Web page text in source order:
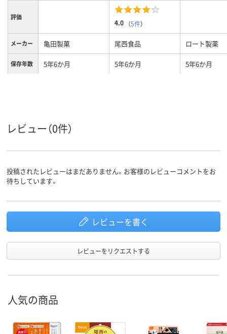
評価
4.0 （5件）
メーカー 亀田製菓 尾西食品 ロート製薬
保存年数 5年6か月 5年6か月 5年6か月
レビュー（0件）
投稿されたレビューはまだありません。お客様のレビューコメントをお
待ちしています。
レビューを書く
レビューをリクエストする
人気の商品